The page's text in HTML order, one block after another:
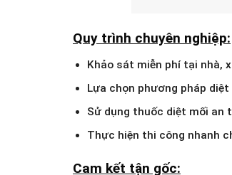
Quy trình chuyên nghiệp:
Khảo sát miễn phí tại nhà,
Lựa chọn phương pháp
Sử dụng thuốc diệt mối an
Thực hiện thi công nhanh
Cam kết tận gốc: